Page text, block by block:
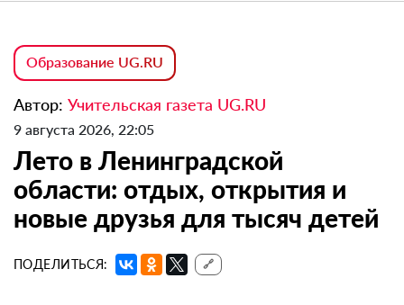
Образование UG.RU
Автор: Учительская газета UG.RU
9 августа 2026, 22:05
Лето в Ленинградской
области: отдых, открытия и
новые друзья для тысяч детей
ПОДЕЛИТЬСЯ: 🔗